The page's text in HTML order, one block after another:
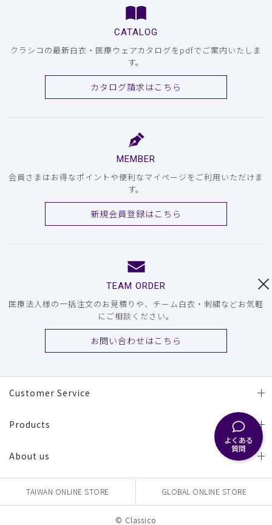
よくある
質問
CATALOG
クラシコの最新白衣・医療ウェアカタログをpdfでご案内いたしま
す。
カタログ請求はこちら
MEMBER
会員さまはお得なポイントや便利なマイページをご利用いただけま
す。
新規会員登録はこちら
TEAM ORDER
医療法人様の一括注文のお見積りや、チーム白衣・刺繍などお気軽
にご相談ください。
お問い合わせはこちら
Customer Service
Products
About us
TAIWAN ONLINE STORE GLOBAL ONLINE STORE
© Classico